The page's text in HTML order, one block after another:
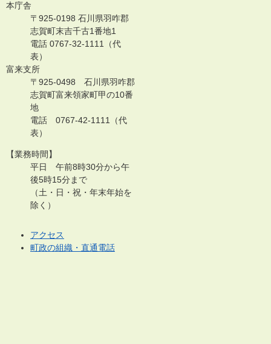
本庁舎
〒925-0198 石川県羽咋郡
志賀町末吉千古1番地1
電話 0767-32-1111（代
表）
富来支所
〒925-0498 石川県羽咋郡
志賀町富来領家町甲の10番
地
電話 0767-42-1111（代
表）
【業務時間】
平日 午前8時30分から午
後5時15分まで
（土・日・祝・年末年始を
除く）
アクセス
町政の組織・直通電話